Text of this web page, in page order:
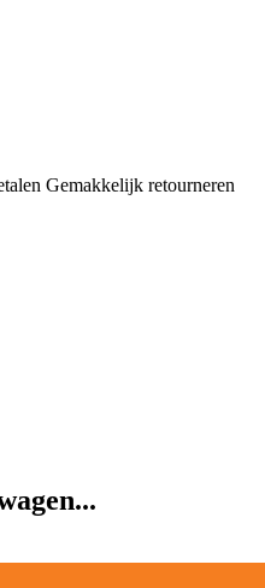
Gemakkelijk retourneren